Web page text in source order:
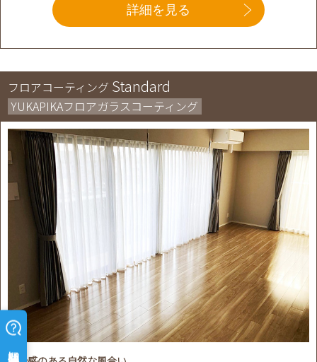
詳細を見る
フロアコーティング Standard
YUKAPIKAフロアガラスコーティング